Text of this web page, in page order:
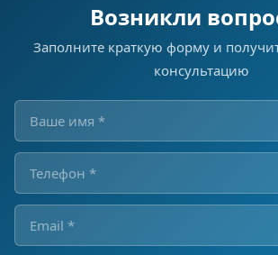
Возникли
Заполните краткую форму и
консультацию